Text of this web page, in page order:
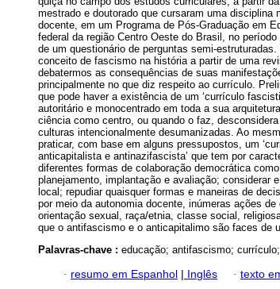
mestrado e doutorado que cursaram uma disciplina
docente, em um Programa de Pós-Graduação em
federal da região Centro Oeste do Brasil, no
de um questionário de perguntas semi-
conceito de fascismo na história a partir de uma
debatermos as consequências de suas
principalmente no que diz respeito ao currículo.
que pode haver a existência de um ‘currículo
autoritário e monocentrado em toda a sua
ciência como centro, ou quando o faz,
culturas intencionalmente desumanizadas. Ao
praticar, com base em alguns pressupostos, um
anticapitalista e antinazifascista’ que tem por
diferentes formas de colaboração democrática
planejamento, implantação e avaliação; considerar
local; repudiar quaisquer formas e maneiras de
por meio da autonomia docente, inúmeras ações
orientação sexual, raça/etnia, classe social,
que o antifascismo e o anticapitalimo são faces de
Palavras-chave : educação; antifascismo;
· resumo em Espanhol | Inglês · texto